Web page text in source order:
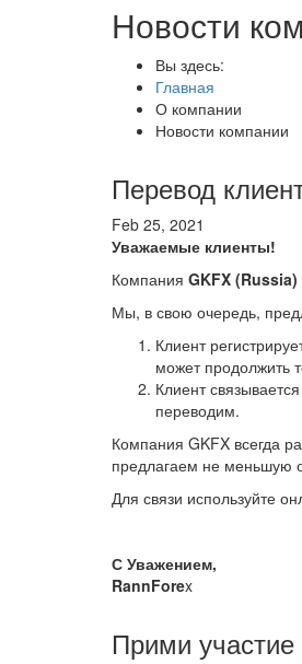
Новости
Вы здесь:
Главная
О компании
Новости компании
Перевод
Feb 25, 2021
Уважаемые клиенты!
Компания GKFX (Russia)
Мы, в свою очередь,
Клиент
может продолжить
Клиент
переводим.
Компания GKFX всегда
предлагаем не меньшую
Для связи используйте
С Уважением,
RannForex
Прими